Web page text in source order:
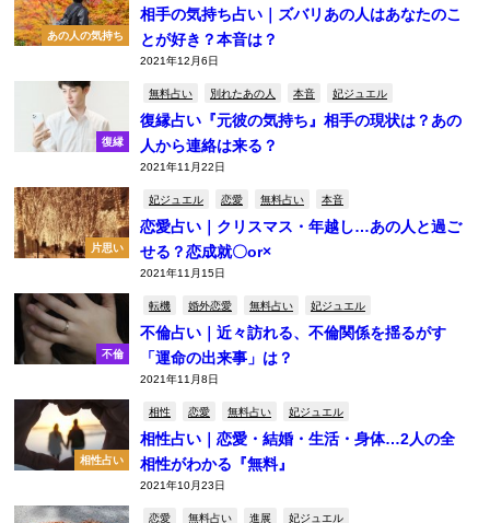
あの人の気持ち
相手の気持ち占い｜ズバリあの人はあなたのこ
とが好き？本音は？
2021年12月6日
復縁
無料占い 別れたあの人 本音 妃ジュエル
復縁占い『元彼の気持ち』相手の現状は？あの
人から連絡は来る？
2021年11月22日
片思い
妃ジュエル 恋愛 無料占い 本音
恋愛占い｜クリスマス・年越し…あの人と過ご
せる？恋成就〇or×
2021年11月15日
不倫
転機 婚外恋愛 無料占い 妃ジュエル
不倫占い｜近々訪れる、不倫関係を揺るがす
「運命の出来事」は？
2021年11月8日
相性占い
相性 恋愛 無料占い 妃ジュエル
相性占い｜恋愛・結婚・生活・身体…2人の全
相性がわかる『無料』
2021年10月23日
恋愛 無料占い 進展 妃ジュエル